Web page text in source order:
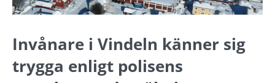
Invånare i Vindeln känner sig
trygga enligt polisens